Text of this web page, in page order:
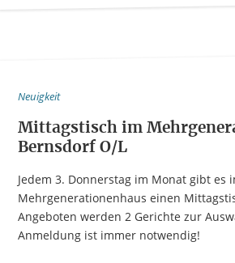
Neuigkeit
Mittagstisch im
Bernsdorf O/L
Jedem 3. Donnerstag im Monat gibt es
Mehrgenerationenhaus einen
Angeboten werden 2 Gerichte zur
Anmeldung ist immer notwendig!